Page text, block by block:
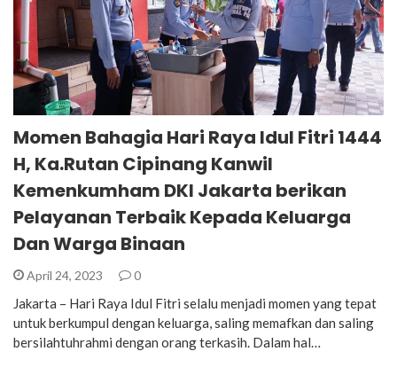
Momen Bahagia Hari Raya Idul Fitri 1444
H, Ka.Rutan Cipinang Kanwil
Kemenkumham DKI Jakarta berikan
Pelayanan Terbaik Kepada Keluarga
Dan Warga Binaan
April 24, 2023 0
Jakarta – Hari Raya Idul Fitri selalu menjadi momen yang tepat
untuk berkumpul dengan keluarga, saling memafkan dan saling
bersilahtuhrahmi dengan orang terkasih. Dalam hal…